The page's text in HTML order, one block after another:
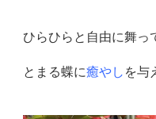
ひらひらと自由に舞っ
とまる蝶に癒やし を与